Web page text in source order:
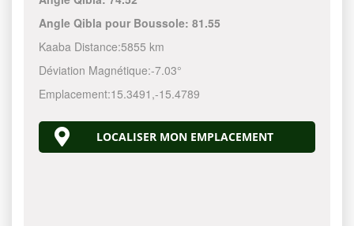
Angle Qibla pour Boussole:81.55
Kaaba Distance:5855 km
Déviation Magnétique:-7.03°
Emplacement:15.3491 ,-15.4789
LOCALISER MON EMPLACEMENT